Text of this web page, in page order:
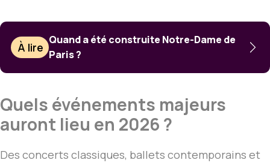
À lire
Quand a été construite Notre-Dame de
Paris ?
Quels événements majeurs
auront lieu en 2026 ?
Des concerts classiques, ballets contemporains et